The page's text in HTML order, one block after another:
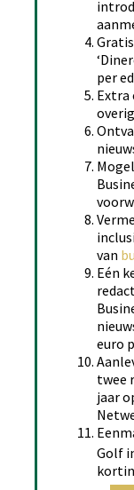
per
Extra
van
Eén
euro
twee
jaar
Golf